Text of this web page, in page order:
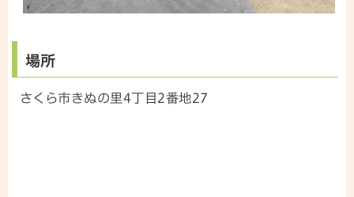
場所
さくら市きぬの里4丁目2番地27